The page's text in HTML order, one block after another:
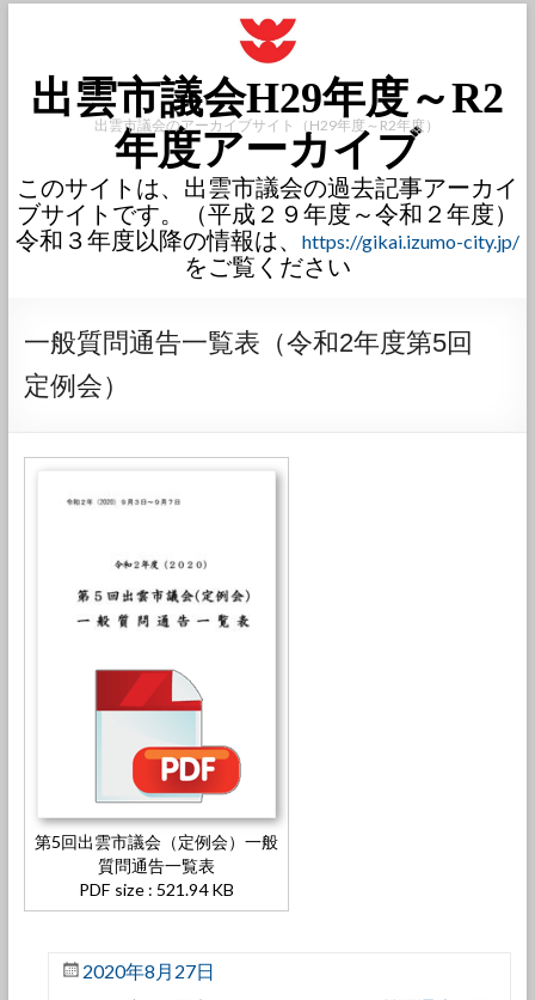
出雲市議会H29年度～R2
年度アーカイブ
出雲市議会のアーカイブサイト（H29年度～R2年度）
このサイトは、出雲市議会の過去記事アーカイ
ブサイトです。（平成２９年度～令和２年度）
令和３年度以降の情報は、
https://gikai.izumo-city.jp/
をご覧ください
一般質問通告一覧表（令和2年度第5回
定例会）
第5回出雲市議会（定例会）一般
質問通告一覧表
PDF size : 521.94 KB
2020年8月27日